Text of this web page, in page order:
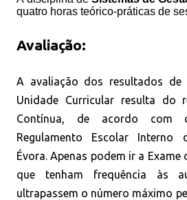
quatro horas teórico-práticas de
Avaliação:
A avaliação dos resultados de
Unidade Curricular resulta do
Contínua, de acordo
Regulamento Escolar Interno
Évora. Apenas podem ir a Exame
que tenham frequência às
ultrapassem o número máximo